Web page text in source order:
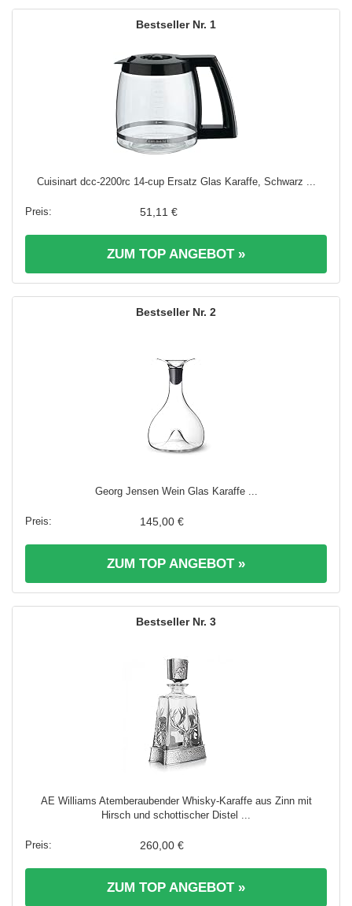
1
Cuisinart dcc-2200rc 14-cup Ersatz Glas Karaffe, Schwarz ...
51,11 €
ZUM TOP ANGEBOT »
2
Georg Jensen Wein Glas Karaffe ...
145,00 €
ZUM TOP ANGEBOT »
3
AE Williams Atemberaubender Whisky-Karaffe aus Zinn mit
Hirsch und schottischer Distel ...
260,00 €
ZUM TOP ANGEBOT »